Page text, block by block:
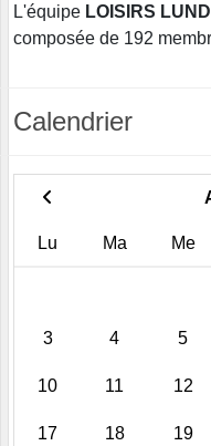
L'équipe LOISIRS
composée de 192
Calendrier
Lu Ma Me
3 4 5
10 11 12
17 18 19